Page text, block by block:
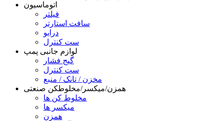
اتوماسیون
فیلتر
سافت استارتر
درایو
ست کنترل
لوازم جانبی پمپ
گیج فشار
ست کنترل
مخزن / تانک / منبع
همزن/میکسر/مخلوطکن صنعتی
مخلوط کن ها
میکسر ها
همزن